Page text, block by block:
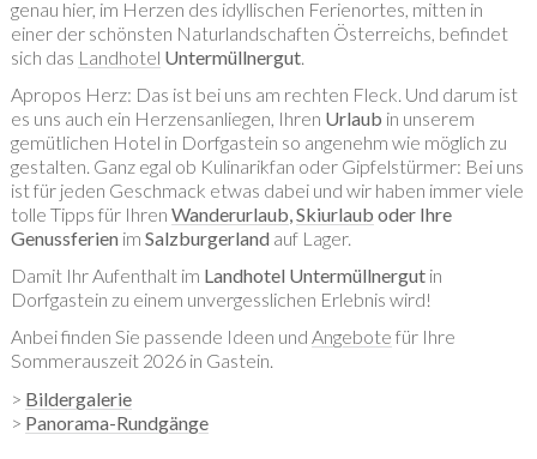
genau hier, im Herzen des idyllischen Ferienortes, mitten in
einer der schönsten Naturlandschaften Österreichs, befindet
sich das Landhotel Untermüllnergut.
Apropos Herz: Das ist bei uns am rechten Fleck. Und darum ist
es uns auch ein Herzensanliegen, Ihren Urlaub in unserem
gemütlichen Hotel in Dorfgastein so angenehm wie möglich zu
gestalten. Ganz egal ob Kulinarikfan oder Gipfelstürmer: Bei uns
ist für jeden Geschmack etwas dabei und wir haben immer viele
tolle Tipps für Ihren Wanderurlaub,Skiurlaub oder Ihre
Genussferien im Salzburgerland auf Lager.
Damit Ihr Aufenthalt im Landhotel Untermüllnergutin
Dorfgastein zu einem unvergesslichen Erlebnis wird!
Anbei finden Sie passende Ideen und Angebote für Ihre
Sommerauszeit 2026 in Gastein.
> Bildergalerie
> Panorama-Rundgänge